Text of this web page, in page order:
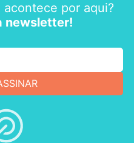
por aqui?
newsletter!